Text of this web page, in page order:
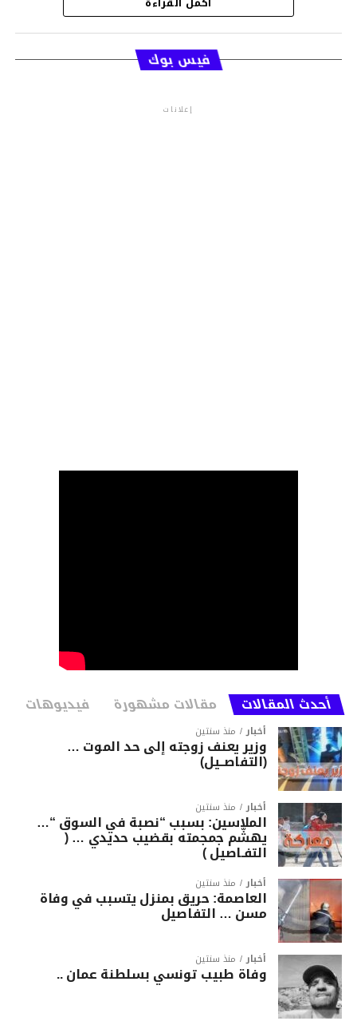
قسم الاخبار
فيس بوك
إعلانات
أحدث المقالات مقالات مشهورة فيديوهات
أخبار منذ سنتين
وزير يعنف زوجته إلى حد الموت …
(التفاصــيل)
أخبار منذ سنتين
الملاسين: بسبب “نصبة في السوق “…
يهشّم جمجمته بقضيب حديدي … (
التفـاصيل )
أخبار منذ سنتين
العاصمة: حريق بمنزل يتسبب في وفاة
مسن … التفاصيل
أخبار منذ سنتين
وفاة طبيب تونسي بسلطنة عمان ..